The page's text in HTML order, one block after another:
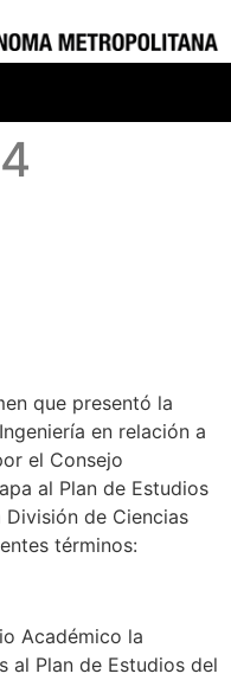
que presentó la
en relación a
el Consejo
al Plan de Estudios
de Ciencias
términos:
Académico la
al Plan de Estudios del